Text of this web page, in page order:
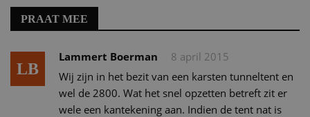
PRAAT MEE
LB
Lammert Boerman
8 april 2015
Wij zijn in het bezit van een karsten tunneltent en
wel de 2800. Wat het snel opzetten betreft zit er
wele een kantekening aan. Indien de tent nat is